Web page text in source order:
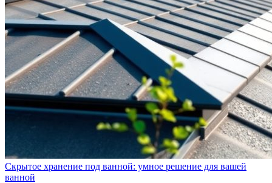
Скрытое хранение под ванной: умное решение для вашей
ванной